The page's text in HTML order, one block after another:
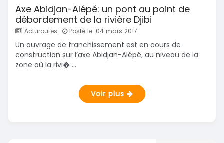
Axe Abidjan-Alépé: un pont au point de
débordement de la rivière Djibi
Acturoutes Posté le: 04 mars 2017
Un ouvrage de franchissement est en cours de
construction sur l’axe Abidjan-Alépé, au niveau de la
zone où la rivi� ...
Voir plus